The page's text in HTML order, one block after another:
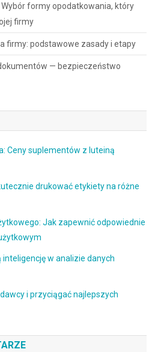
Wybór formy opodatkowania, który
firmy
firmy: podstawowe zasady i etapy
— bezpieczeństwo
Ceny suplementów z luteiną
drukować etykiety na różne
Jak zapewnić odpowiednie
w analizie danych
i przyciągać najlepszych